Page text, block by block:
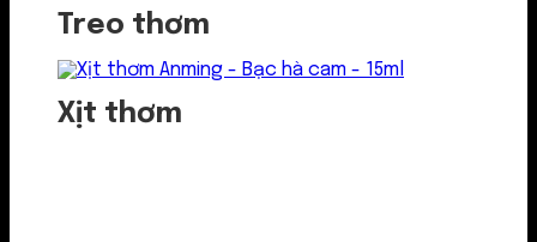
Treo thơm
Xịt thơm